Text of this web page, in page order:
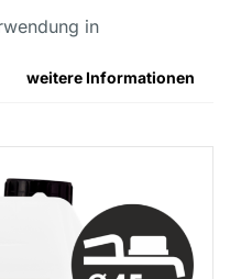
in
weitere Informationen